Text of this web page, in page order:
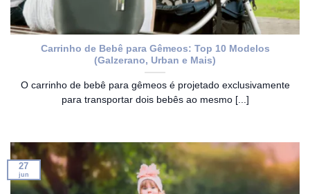
Carrinho de Bebê para Gêmeos: Top 10 Modelos
(Galzerano, Urban e Mais)
O carrinho de bebê para gêmeos é projetado exclusivamente
para transportar dois bebês ao mesmo [...]
27
jun